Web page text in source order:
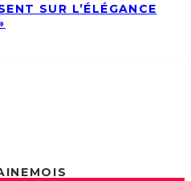
SUR L’ÉLÉGANCE
MOIS